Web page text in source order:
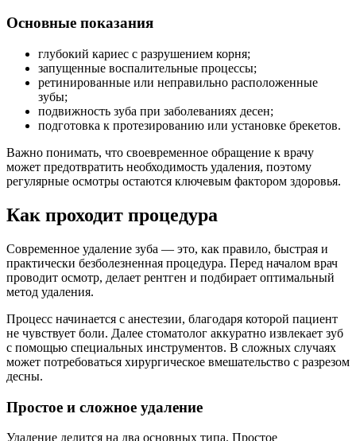
Основные показания
глубокий кариес с разрушением корня;
запущенные воспалительные процессы;
ретинированные или неправильно расположенные
зубы;
подвижность зуба при заболеваниях десен;
подготовка к протезированию или установке брекетов.
Важно понимать, что своевременное обращение к врачу
может предотвратить необходимость удаления, поэтому
регулярные осмотры остаются ключевым фактором здоровья.
Как проходит процедура
Современное удаление зуба — это, как правило, быстрая и
практически безболезненная процедура. Перед началом врач
проводит осмотр, делает рентген и подбирает оптимальный
метод удаления.
Процесс начинается с анестезии, благодаря которой пациент
не чувствует боли. Далее стоматолог аккуратно извлекает зуб
с помощью специальных инструментов. В сложных случаях
может потребоваться хирургическое вмешательство с разрезом
десны.
Простое и сложное удаление
Удаление делится на два основных типа. Простое